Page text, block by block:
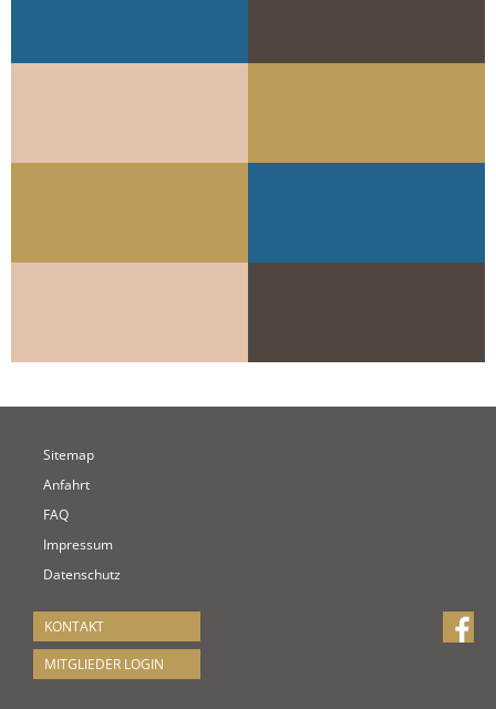
Sitemap
Anfahrt
FAQ
Impressum
Datenschutz
KONTAKT
MITGLIEDER LOGIN